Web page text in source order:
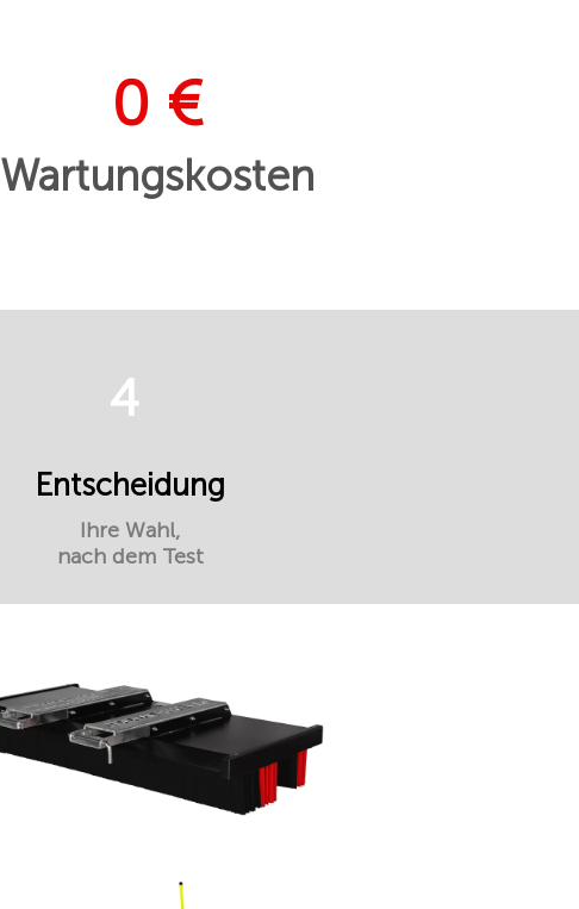
0 €
Wartungskosten
4
Entscheidung
Ihre Wahl,
nach dem Test